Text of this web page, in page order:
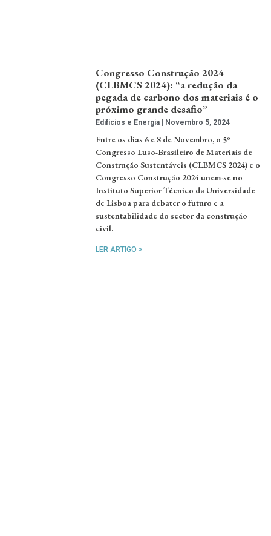
Congresso Construção 2024
(CLBMCS 2024): “a redução da
pegada de carbono dos materiais é o
próximo grande desafio”
Edifícios e Energia Novembro 5, 2024
Entre os dias 6 e 8 de Novembro, o 5º
Congresso Luso-Brasileiro de Materiais de
Construção Sustentáveis (CLBMCS 2024) e o
Congresso Construção 2024 unem-se no
Instituto Superior Técnico da Universidade
de Lisboa para debater o futuro e a
sustentabilidade do sector da construção
civil.
LER ARTIGO >